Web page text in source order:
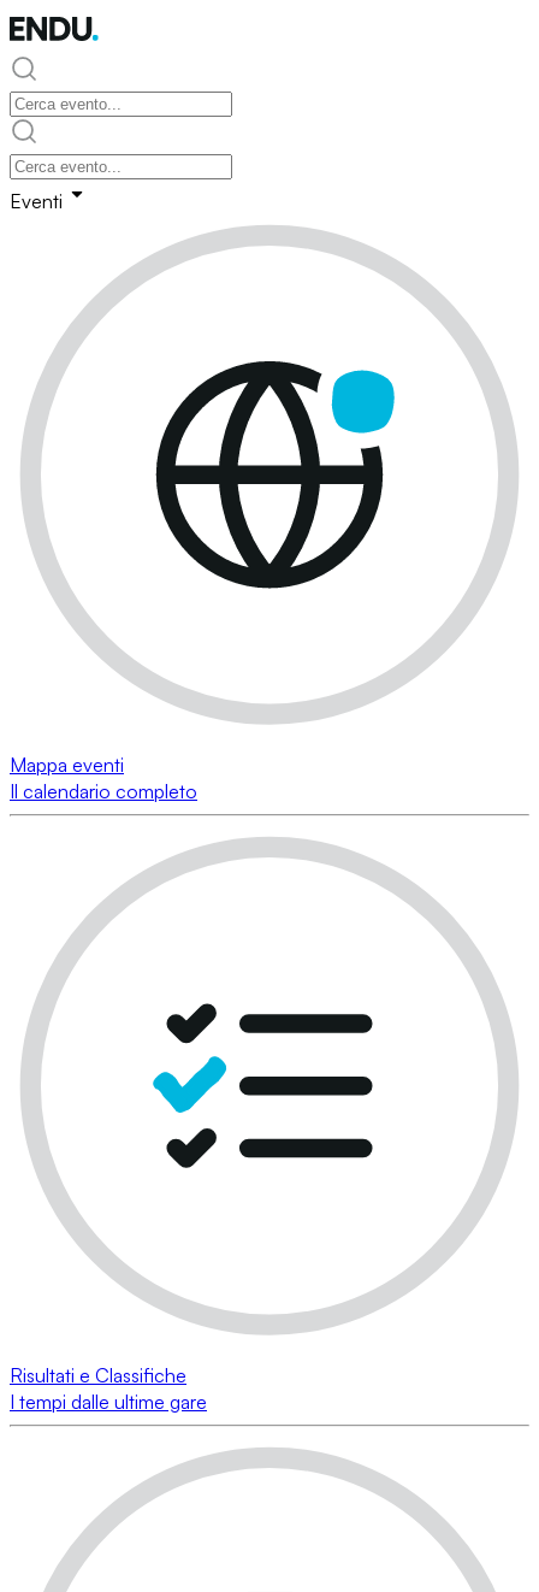
Eventi
Mappa eventi
Il calendario completo
Risultati e Classifiche
I tempi dalle ultime gare